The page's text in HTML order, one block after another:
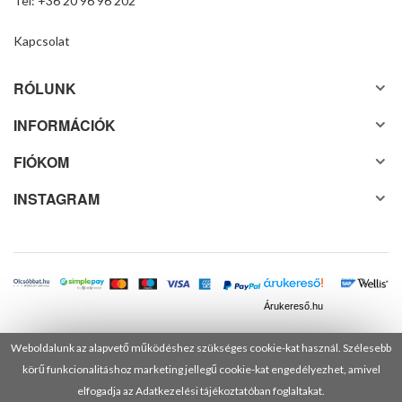
Weboldalunk az alapvető működéshez szükséges cookie-kat használ. Szélesebb
körű funkcionalitáshoz marketing jellegű cookie-kat engedélyezhet, amivel
elfogadja az Adatkezelési tájékoztatóban foglaltakat.
Kapcsolat
RÓLUNK
INFORMÁCIÓK
FIÓKOM
INSTAGRAM
Árukereső.hu
© 2025 Minden jog fenntartva! DANUSA Hungary Kft.